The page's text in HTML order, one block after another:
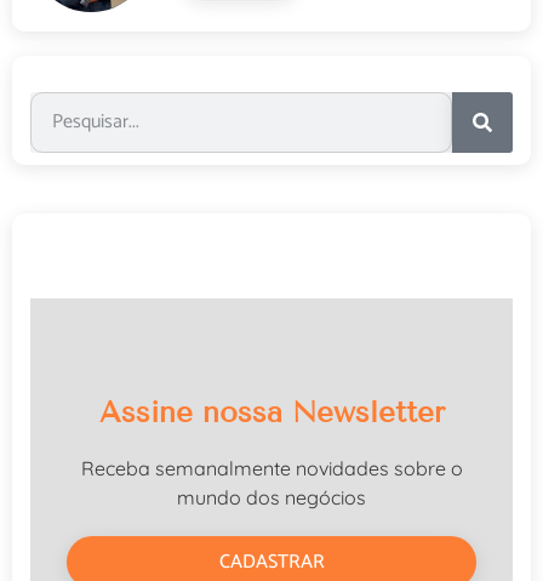
Assine nossa Newsletter
Receba semanalmente novidades sobre o
mundo dos negócios
CADASTRAR